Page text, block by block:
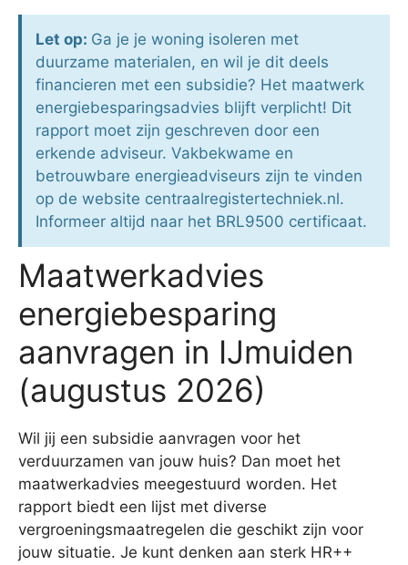
Let op: Ga je je woning isoleren met
duurzame materialen, en wil je dit deels
financieren met een subsidie? Het maatwerk
energiebesparingsadvies blijft verplicht! Dit
rapport moet zijn geschreven door een
erkende adviseur. Vakbekwame en
betrouwbare energieadviseurs zijn te vinden
op de website centraalregistertechniek.nl.
Informeer altijd naar het BRL9500 certificaat.
Maatwerkadvies
energiebesparing
aanvragen in IJmuiden
(augustus 2026)
Wil jij een subsidie aanvragen voor het
verduurzamen van jouw huis? Dan moet het
maatwerkadvies meegestuurd worden. Het
rapport biedt een lijst met diverse
vergroeningsmaatregelen die geschikt zijn voor
jouw situatie. Je kunt denken aan sterk HR++